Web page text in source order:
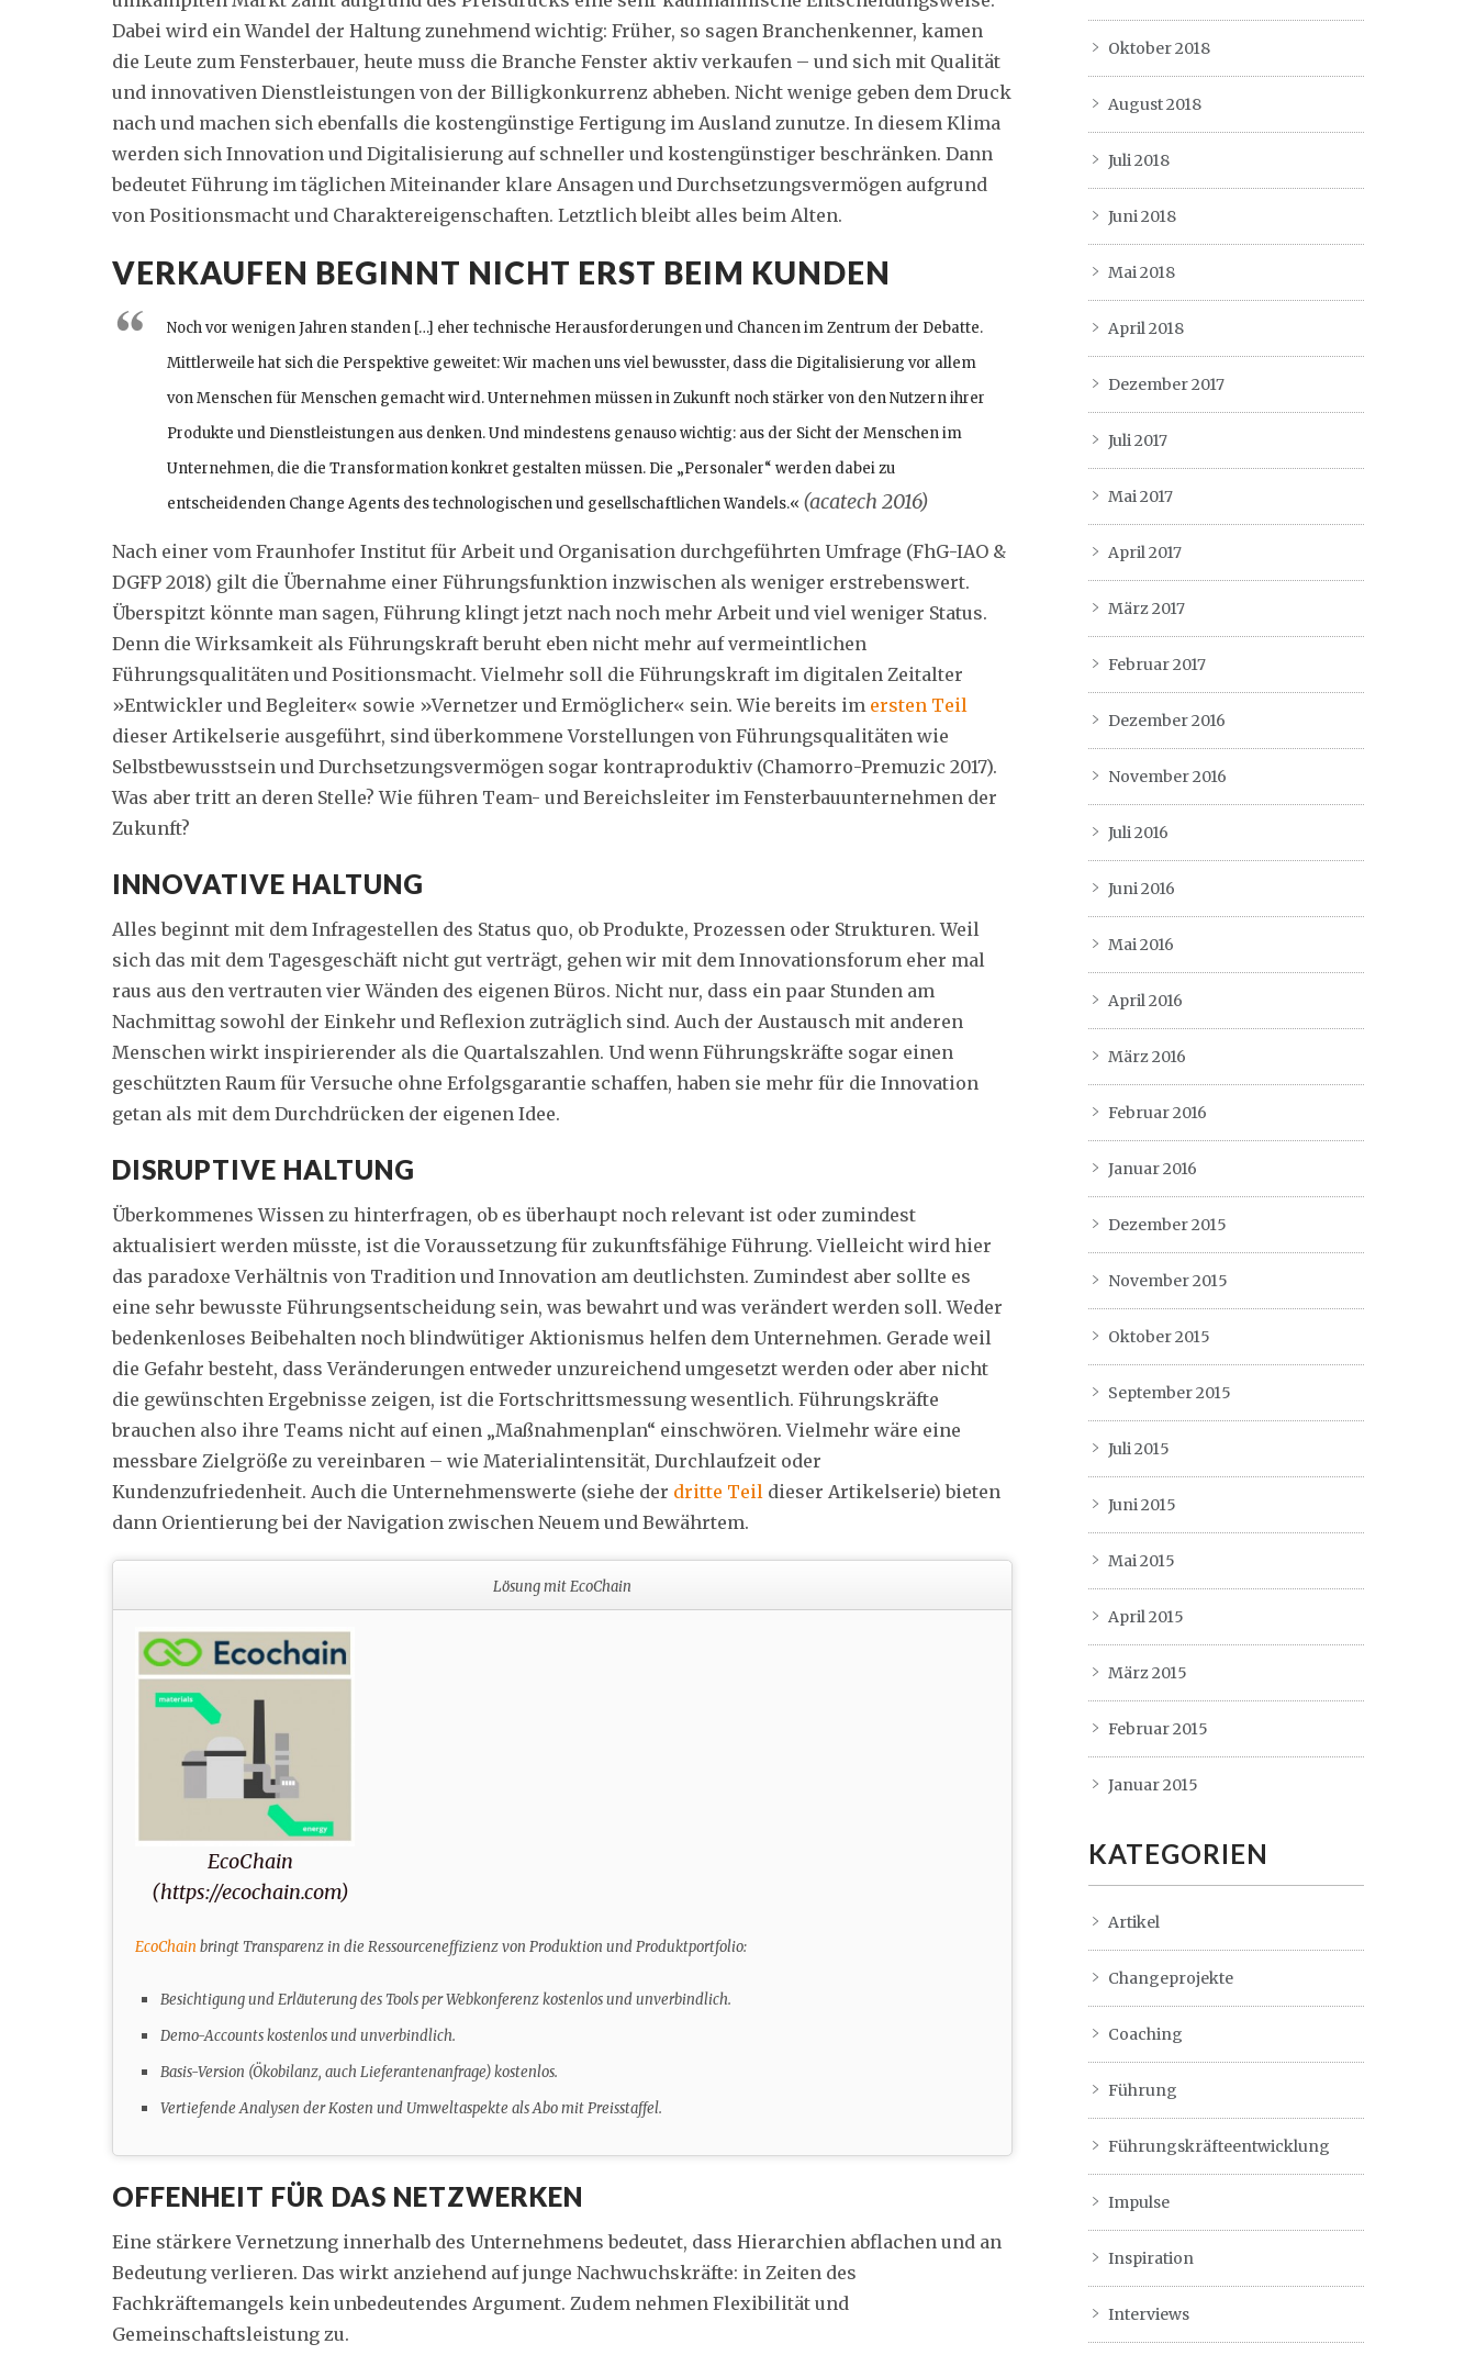
Dabei wird ein Wandel der Haltung zunehmend wichtig: Früher, so sagen Branchenkenner, kamen
die Leute zum Fensterbauer, heute muss die Branche Fenster aktiv verkaufen – und sich mit Qualität
und innovativen Dienstleistungen von der Billigkonkurrenz abheben. Nicht wenige geben dem Druck
nach und machen sich ebenfalls die kostengünstige Fertigung im Ausland zunutze. In diesem Klima
werden sich Innovation und Digitalisierung auf schneller und kostengünstiger beschränken. Dann
bedeutet Führung im täglichen Miteinander klare Ansagen und Durchsetzungsvermögen aufgrund
von Positionsmacht und Charaktereigenschaften. Letztlich bleibt alles beim Alten.
VERKAUFEN BEGINNT NICHT ERST BEIM KUNDEN
Noch vor wenigen Jahren standen […] eher technische Herausforderungen und Chancen im Zentrum der Debatte.
Mittlerweile hat sich die Perspektive geweitet: Wir machen uns viel bewusster, dass die Digitalisierung vor allem
von Menschen für Menschen gemacht wird. Unternehmen müssen in Zukunft noch stärker von den Nutzern ihrer
Produkte und Dienstleistungen aus denken. Und mindestens genauso wichtig: aus der Sicht der Menschen im
Unternehmen, die die Transformation konkret gestalten müssen. Die „Personaler“ werden dabei zu
entscheidenden Change Agents des technologischen und gesellschaftlichen Wandels.« (acatech 2016)
Nach einer vom Fraunhofer Institut für Arbeit und Organisation durchgeführten Umfrage (FhG-IAO &
DGFP 2018) gilt die Übernahme einer Führungsfunktion inzwischen als weniger erstrebenswert.
Überspitzt könnte man sagen, Führung klingt jetzt nach noch mehr Arbeit und viel weniger Status.
Denn die Wirksamkeit als Führungskraft beruht eben nicht mehr auf vermeintlichen
Führungsqualitäten und Positionsmacht. Vielmehr soll die Führungskraft im digitalen Zeitalter
»Entwickler und Begleiter« sowie »Vernetzer und Ermöglicher« sein. Wie bereits im ersten Teil
dieser Artikelserie ausgeführt, sind überkommene Vorstellungen von Führungsqualitäten wie
Selbstbewusstsein und Durchsetzungsvermögen sogar kontraproduktiv (Chamorro-Premuzic 2017).
Was aber tritt an deren Stelle? Wie führen Team- und Bereichsleiter im Fensterbauunternehmen der
Zukunft?
INNOVATIVE HALTUNG
Alles beginnt mit dem Infragestellen des Status quo, ob Produkte, Prozessen oder Strukturen. Weil
sich das mit dem Tagesgeschäft nicht gut verträgt, gehen wir mit dem Innovationsforum eher mal
raus aus den vertrauten vier Wänden des eigenen Büros. Nicht nur, dass ein paar Stunden am
Nachmittag sowohl der Einkehr und Reflexion zuträglich sind. Auch der Austausch mit anderen
Menschen wirkt inspirierender als die Quartalszahlen. Und wenn Führungskräfte sogar einen
geschützten Raum für Versuche ohne Erfolgsgarantie schaffen, haben sie mehr für die Innovation
getan als mit dem Durchdrücken der eigenen Idee.
DISRUPTIVE HALTUNG
Überkommenes Wissen zu hinterfragen, ob es überhaupt noch relevant ist oder zumindest
aktualisiert werden müsste, ist die Voraussetzung für zukunftsfähige Führung. Vielleicht wird hier
das paradoxe Verhältnis von Tradition und Innovation am deutlichsten. Zumindest aber sollte es
eine sehr bewusste Führungsentscheidung sein, was bewahrt und was verändert werden soll. Weder
bedenkenloses Beibehalten noch blindwütiger Aktionismus helfen dem Unternehmen. Gerade weil
die Gefahr besteht, dass Veränderungen entweder unzureichend umgesetzt werden oder aber nicht
die gewünschten Ergebnisse zeigen, ist die Fortschrittsmessung wesentlich. Führungskräfte
brauchen also ihre Teams nicht auf einen „Maßnahmenplan“ einschwören. Vielmehr wäre eine
messbare Zielgröße zu vereinbaren – wie Materialintensität, Durchlaufzeit oder
Kundenzufriedenheit. Auch die Unternehmenswerte (siehe der dritte Teil dieser Artikelserie) bieten
dann Orientierung bei der Navigation zwischen Neuem und Bewährtem.
Lösung mit EcoChain
EcoChain
(https://ecochain.com)
EcoChain bringt Transparenz in die Ressourceneffizienz von Produktion und Produktportfolio:
Besichtigung und Erläuterung des Tools per Webkonferenz kostenlos und unverbindlich.
Demo-Accounts kostenlos und unverbindlich.
Basis-Version (Ökobilanz, auch Lieferantenanfrage) kostenlos.
Vertiefende Analysen der Kosten und Umweltaspekte als Abo mit Preisstaffel.
OFFENHEIT FÜR DAS NETZWERKEN
Eine stärkere Vernetzung innerhalb des Unternehmens bedeutet, dass Hierarchien abflachen und an
Bedeutung verlieren. Das wirkt anziehend auf junge Nachwuchskräfte: in Zeiten des
Fachkräftemangels kein unbedeutendes Argument. Zudem nehmen Flexibilität und
Gemeinschaftsleistung zu.
Oktober 2018
August 2018
Juli 2018
Juni 2018
Mai 2018
April 2018
Dezember 2017
Juli 2017
Mai 2017
April 2017
März 2017
Februar 2017
Dezember 2016
November 2016
Juli 2016
Juni 2016
Mai 2016
April 2016
März 2016
Februar 2016
Januar 2016
Dezember 2015
November 2015
Oktober 2015
September 2015
Juli 2015
Juni 2015
Mai 2015
April 2015
März 2015
Februar 2015
Januar 2015
KATEGORIEN
Artikel
Changeprojekte
Coaching
Führung
Führungskräfteentwicklung
Impulse
Inspiration
Interviews